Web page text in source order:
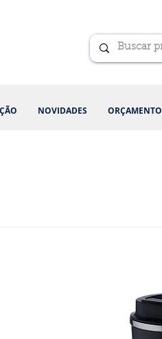
NOVIDADES ORÇAMENTO